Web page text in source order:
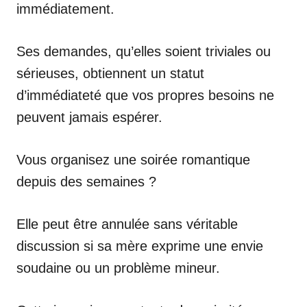
immédiatement.
Ses demandes, qu’elles soient triviales ou
sérieuses, obtiennent un statut
d’immédiateté que vos propres besoins ne
peuvent jamais espérer.
Vous organisez une soirée romantique
depuis des semaines ?
Elle peut être annulée sans véritable
discussion si sa mère exprime une envie
soudaine ou un problème mineur.